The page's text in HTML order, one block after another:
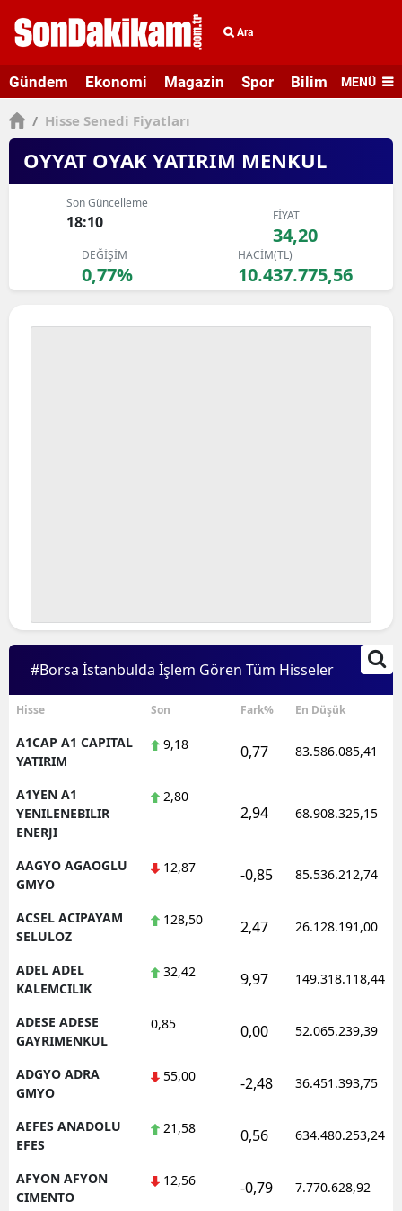
Ara
Gündem Ekonomi Magazin Spor Bilim veMENÜ
/ Hisse Senedi Fiyatları
OYYAT OYAK YATIRIM MENKUL
Son Güncelleme
18:10 FİYAT
34,20
DEĞİŞİM
0,77%
HACİM(TL)
10.437.775,56
#Borsa İstanbulda İşlem Gören Tüm Hisseler
Hisse Son Fark% En Düşük
A1CAP A1 CAPITAL
YATIRIM
9,18 0,77 83.586.085,41
A1YEN A1
YENILENEBILIR
ENERJI
2,80
2,94 68.908.325,15
AAGYO AGAOGLU
GMYO
12,87 -0,85 85.536.212,74
ACSEL ACIPAYAM
SELULOZ
128,50 2,47 26.128.191,00
ADEL ADEL
KALEMCILIK
32,42 9,97 149.318.118,44
ADESE ADESE
GAYRIMENKUL
0,85 0,00 52.065.239,39
ADGYO ADRA
GMYO
55,00 -2,48 36.451.393,75
AEFES ANADOLU
EFES
21,58 0,56 634.480.253,24
AFYON AFYON
CIMENTO
12,56 -0,79 7.770.628,92